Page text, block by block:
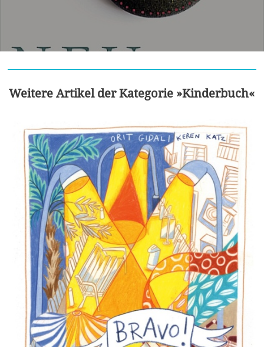
Weitere Artikel der Kategorie »Kinderbuch«